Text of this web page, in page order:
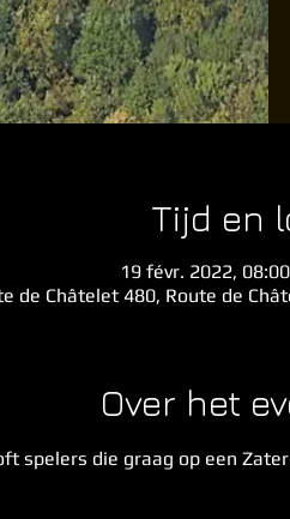
Tijd en
19 févr. 2022,
de Châtelet 480, Route de
Over het
spelers die graag op een